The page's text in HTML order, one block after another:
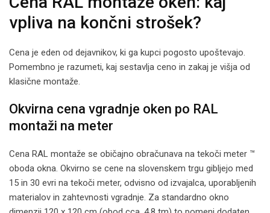
vpliva na končni strošek?
Cena je eden od dejavnikov, ki ga kupci pogosto upoštevajo.
Pomembno je razumeti, kaj sestavlja ceno in zakaj je višja od
klasične montaže.
Okvirna cena vgradnje oken po RAL
montaži na meter
Cena RAL montaže se običajno obračunava na tekoči meter ™
oboda okna. Okvirno se cene na slovenskem trgu gibljejo med
15 in 30 evri na tekoči meter, odvisno od izvajalca, uporabljenih
materialov in zahtevnosti vgradnje. Za standardno okno